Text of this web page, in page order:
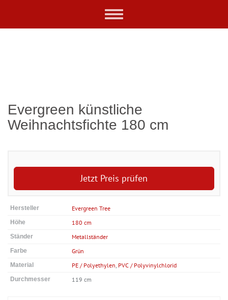
Toggle
Evergreen künstliche
Weihnachtsfichte 180 cm
Jetzt Preis prüfen
Hersteller Evergreen Tree
Höhe 180 cm
Ständer Metallständer
Farbe Grün
Material PE / Polyethylen PVC / Polyvinylchlorid
Durchmesser 119 cm